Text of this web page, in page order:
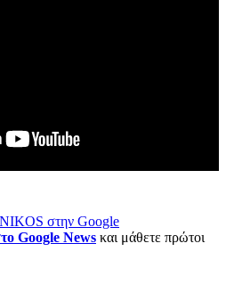
στην Google
Google News και μάθετε πρώτοι